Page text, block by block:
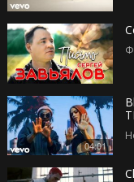
04:01